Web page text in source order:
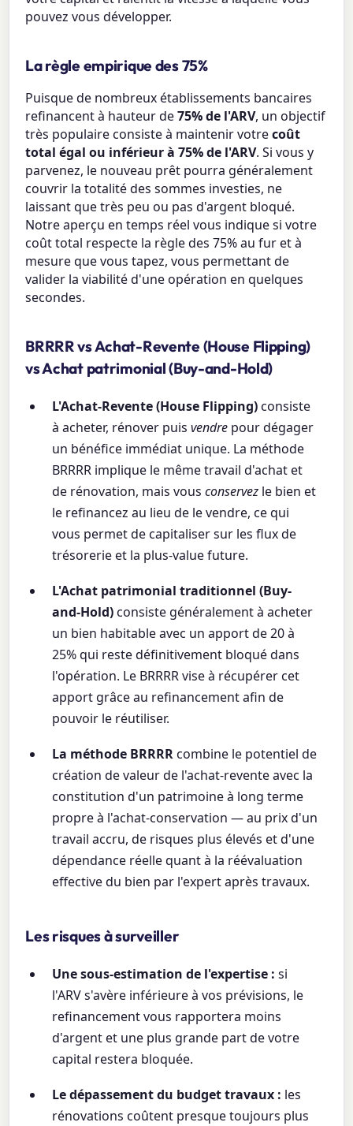
pouvez vous développer.
La règle empirique des 75%
Puisque de nombreux établissements bancaires
refinancent à hauteur de75% de l'ARV, un objectif
très populaire consiste à maintenir votrecoût
total égal ou inférieur à 75% de l'ARV. Si vous y
parvenez, le nouveau prêt pourra généralement
couvrir la totalité des sommes investies, ne
laissant que très peu ou pas d'argent bloqué.
Notre aperçu en temps réel vous indique si votre
coût total respecte la règle des 75% au fur et à
mesure que vous tapez, vous permettant de
valider la viabilité d'une opération en quelques
secondes.
BRRRR vs Achat-Revente (House Flipping)
vs Achat patrimonial (Buy-and-Hold)
L'Achat-Revente (House Flipping)consiste
à acheter, rénover puisvendre pour dégager
un bénéfice immédiat unique. La méthode
BRRRR implique le même travail d'achat et
de rénovation, mais vousconservez le bien et
le refinancez au lieu de le vendre, ce qui
vous permet de capitaliser sur les flux de
trésorerie et la plus-value future.
L'Achat patrimonial traditionnel (Buy-
and-Hold)consiste généralement à acheter
un bien habitable avec un apport de 20 à
25% qui reste définitivement bloqué dans
l'opération. Le BRRRR vise à récupérer cet
apport grâce au refinancement afin de
pouvoir le réutiliser.
La méthode BRRRRcombine le potentiel de
création de valeur de l'achat-revente avec la
constitution d'un patrimoine à long terme
propre à l'achat-conservation — au prix d'un
travail accru, de risques plus élevés et d'une
dépendance réelle quant à la réévaluation
effective du bien par l'expert après travaux.
Les risques à surveiller
Une sous-estimation de l'expertise : si
l'ARV s'avère inférieure à vos prévisions, le
refinancement vous rapportera moins
d'argent et une plus grande part de votre
capital restera bloquée.
Le dépassement du budget travaux : les
rénovations coûtent presque toujours plus